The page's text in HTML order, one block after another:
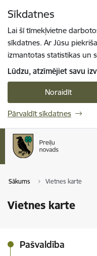
Sīkdatnes
Lai šī tīmekļvietne
sīkdatnes. Ar Jūsu
izmantotas statistikas un
Lūdzu, atzīmējiet savu
Noraidīt
Pārvaldīt sīkdatnes
Sākums Vietnes karte
Vietnes karte
Pašvaldība